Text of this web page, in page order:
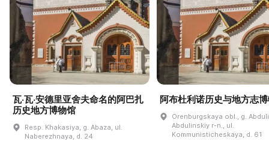
瓦·瓦·安德里亚舍夫命名的阿巴扎
历史地方博物馆
Resp. Khakasiya, g. Abaza, ul.
Naberezhnaya, d. 24
阿布杜利诺历史与地方志
Orenburgskaya obl., g.
Abdulinskiy r-n., ul.
Kommunisticheskaya, d. 61